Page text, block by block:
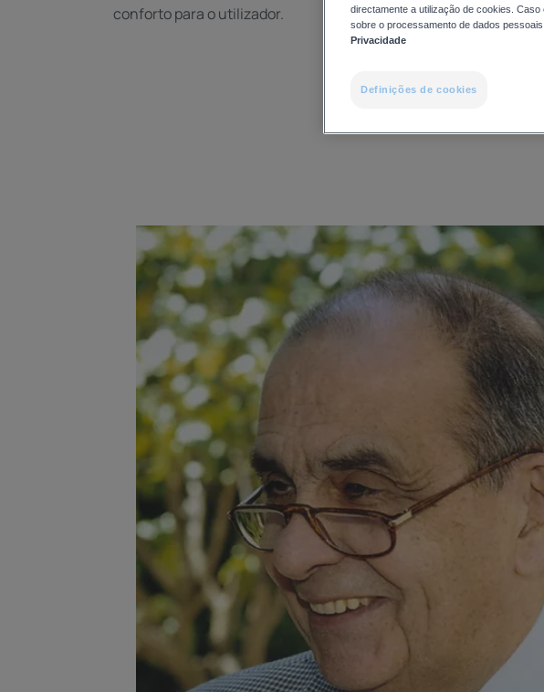
conforto para o utilizador.
directamente a utilização de cookies.
sobre o processamento de dados
Privacidade
Definições de cookies